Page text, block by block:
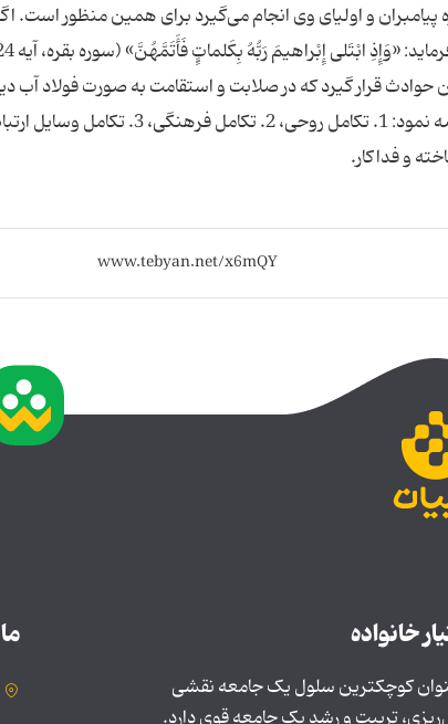
پیامبران و اولیای وی انجام می‌گیرد برای همین منظور است.
و فداكار.
خانواده
کوچکترین سلول یک جامعه نقشی